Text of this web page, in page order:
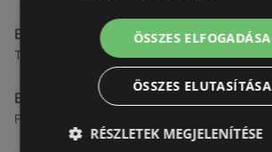
BestByte
Teréz krt. 31., 1067 Budapest
BestByte
Frangepán utca 46., 1139 Budapest
ÖSSZES ELFOGADÁSA
ÖSSZES ELUTASÍTÁSA
RÉSZLETEK MEGJELENÍTÉSE